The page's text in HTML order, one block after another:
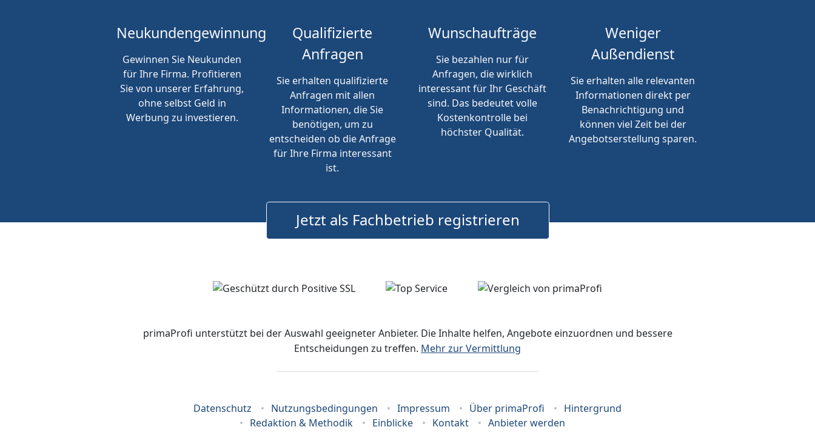
Neukundengewinnung
Gewinnen Sie Neukunden
für Ihre Firma. Profitieren
Sie von unserer Erfahrung,
ohne selbst Geld in
Werbung zu investieren.
Qualifizierte
Anfragen
Sie erhalten qualifizierte
Anfragen mit allen
Informationen, die Sie
benötigen, um zu
entscheiden ob die Anfrage
für Ihre Firma interessant
ist.
Wunschaufträge
Sie bezahlen nur für
Anfragen, die wirklich
interessant für Ihr Geschäft
sind. Das bedeutet volle
Kostenkontrolle bei
höchster Qualität.
Weniger
Außendienst
Sie erhalten alle relevanten
Informationen direkt per
Benachrichtigung und
können viel Zeit bei der
Angebotserstellung sparen.
Jetzt als Fachbetrieb registrieren
primaProfi unterstützt bei der Auswahl geeigneter Anbieter. Die Inhalte helfen, Angebote einzuordnen und bessere
Entscheidungen zu treffen. Mehr zur Vermittlung
Datenschutz Nutzungsbedingungen Impressum Über primaProfi
Hintergrund
Redaktion & Methodik
Einblicke Kontakt Anbieter werden